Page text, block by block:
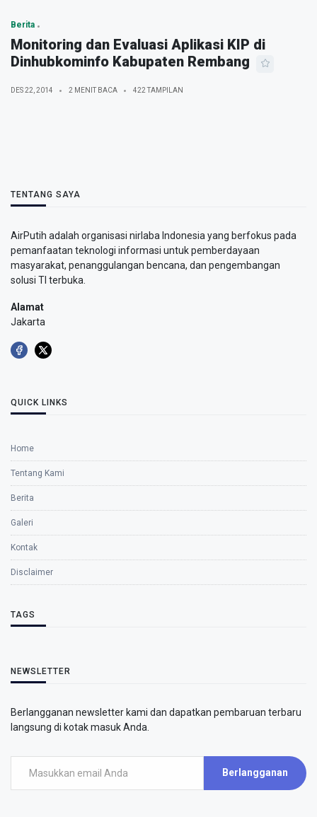
Berita
Monitoring dan Evaluasi Aplikasi KIP di
Dinhubkominfo Kabupaten Rembang
DES 22, 2014 2 MENIT BACA 422 TAMPILAN
TENTANG SAYA
AirPutih adalah organisasi nirlaba Indonesia yang berfokus pada
pemanfaatan teknologi informasi untuk pemberdayaan
masyarakat, penanggulangan bencana, dan pengembangan
solusi TI terbuka.
Alamat
Jakarta
QUICK LINKS
Home
Tentang Kami
Berita
Galeri
Kontak
Disclaimer
TAGS
NEWSLETTER
Berlangganan newsletter kami dan dapatkan pembaruan terbaru
langsung di kotak masuk Anda.
Berlangganan